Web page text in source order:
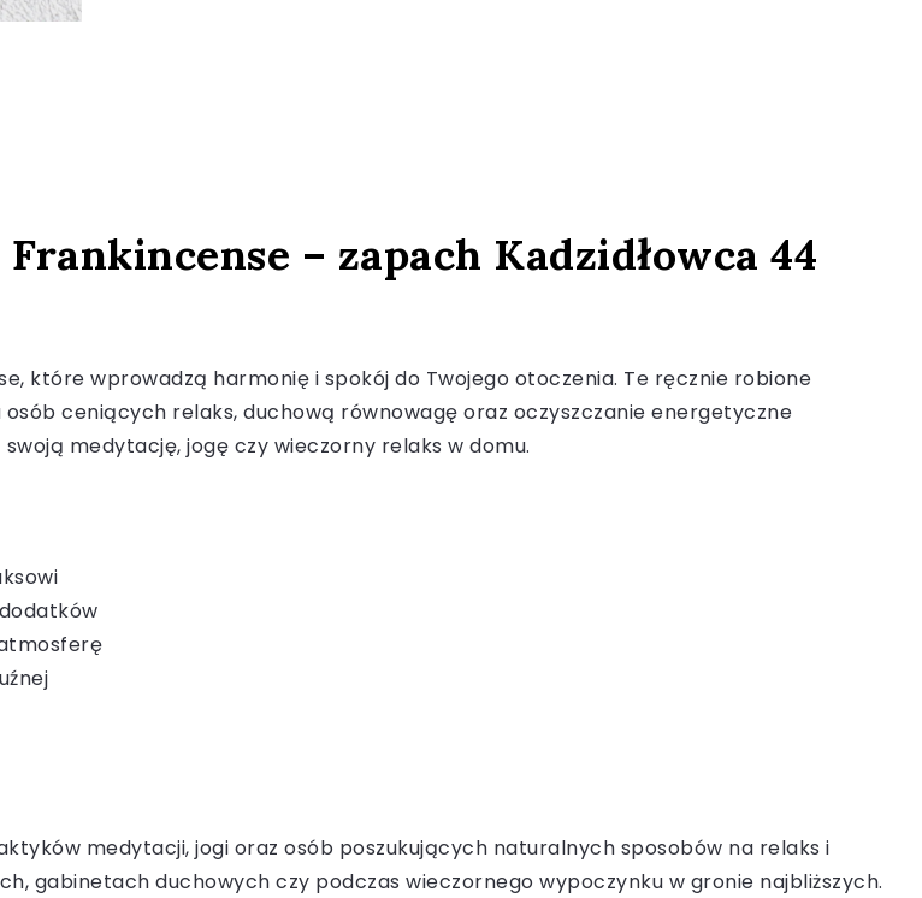
– zapach Kadzidłowca 44
które wprowadzą harmonię i spokój do Twojego otoczenia. Te ręcznie robione
osób ceniących relaks, duchową równowagę oraz oczyszczanie energetyczne
medytację, jogę czy wieczorny relaks w domu.
medytacji, jogi oraz osób poszukujących naturalnych sposobów na relaks i
gabinetach duchowych czy podczas wieczornego wypoczynku w gronie najbliższych.